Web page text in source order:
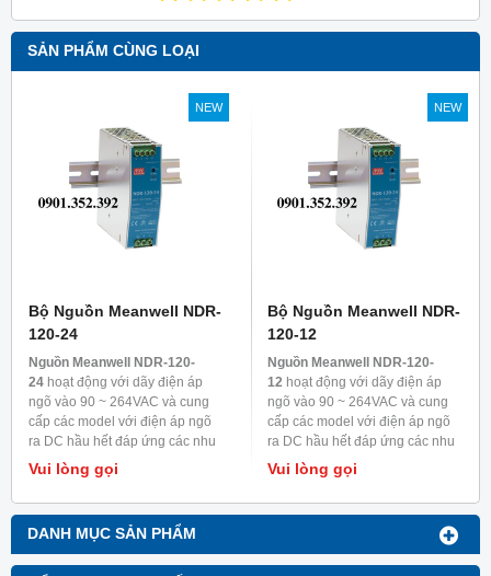
DANH MỤC SẢN PHẨM
SẢN PHẨM CÙNG LOẠI
NEW
Bộ Nguồn Meanwell NDR-
120-24
Nguồn Meanwell NDR-120-
24 hoạt động với dãy điện áp
ngõ vào 90 ~ 264VAC và cung
cấp các model với điện áp ngõ
ra DC hầu hết đáp ứng các nhu
cầu trong ngành công nghiệp.
Mỗi model được làm mát bằng
đối lưu không khí, nhiệt độ làm
C. Được ứng
dụng kiểm soát nhà máy hoặc
Vui lòng gọi
NEW
Bộ Nguồn Meanwell NDR-
120-12
Nguồn Meanwell NDR-120-
12 hoạt động với dãy điện áp
ngõ vào 90 ~ 264VAC và cung
cấp các model với điện áp ngõ
ra DC hầu hết đáp ứng các nhu
cầu trong ngành công nghiệp.
Mỗi model được làm mát bằng
đối lưu không khí, nhiệt độ làm
dụng kiểm soát nhà máy hoặc
Vui lòng gọi